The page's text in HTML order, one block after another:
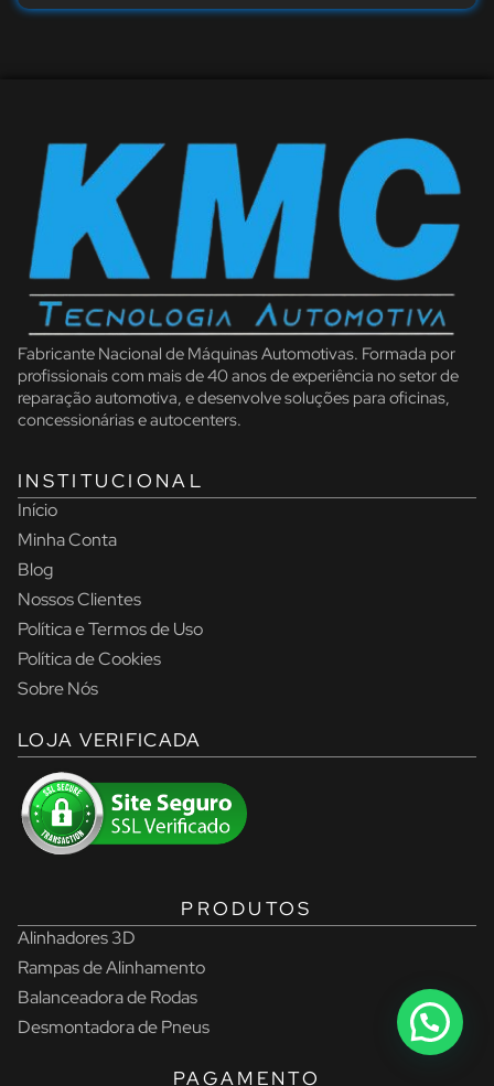
Fabricante Nacional de Máquinas Automotivas. Formada por
profissionais com mais de 40 anos de experiência no setor de
reparação automotiva, e desenvolve soluções para oficinas,
concessionárias e autocenters.
INSTITUCIONAL
Início
Minha Conta
Blog
Nossos Clientes
Política e Termos de Uso
Política de Cookies
Sobre Nós
LOJA VERIFICADA
PRODUTOS
Alinhadores 3D
Rampas de Alinhamento
Balanceadora de Rodas
Desmontadora de Pneus
PAGAMENTO